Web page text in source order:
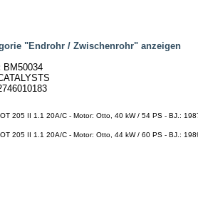
"Endrohr / Zwischenrohr" anzeigen
BM50034
205 II 1.1 20A/C - Motor: Otto, 40 kW / 54 PS - BJ.:
205 II 1.1 20A/C - Motor: Otto, 44 kW / 60 PS - BJ.: